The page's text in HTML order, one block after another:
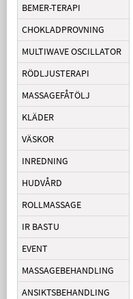
BEMER-TERAPI
CHOKLADPROVNING
MULTIWAVE OSCILLATOR
RÖDLJUSTERAPI
MASSAGEFÅTÖLJ
KLÄDER
VÄSKOR
INREDNING
HUDVÅRD
ROLLMASSAGE
IR BASTU
EVENT
MASSAGEBEHANDLING
ANSIKTSBEHANDLING